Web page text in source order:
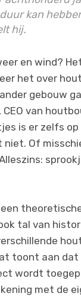
kan
hij.
en wind?
het over
gebouw
van
is er zelfs
Of
tal van
toont aan
wordt
met de